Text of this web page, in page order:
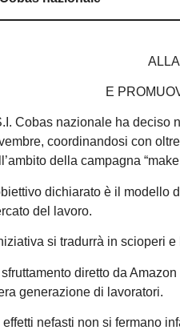
E
Cobas nazionale ha deciso
coordinandosi con
della campagna
dichiarato è il modello
del lavoro.
si tradurrà in scioperi
sfruttamento diretto da
generazione di lavoratori.
effetti nefasti non si fermano